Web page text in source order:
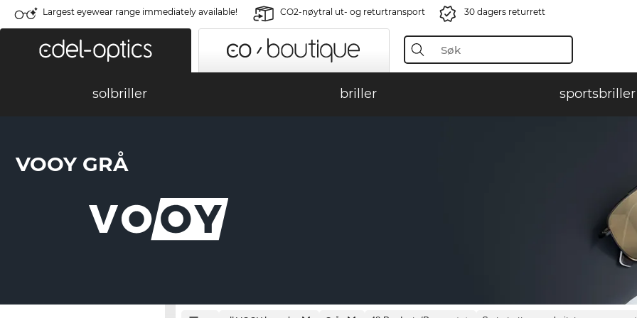
Largest eyewear range immediately available! CO2-nøytral ut- og returtransport 30 dagers returrett
solbriller briller sportsbriller
VOOY GRÅ